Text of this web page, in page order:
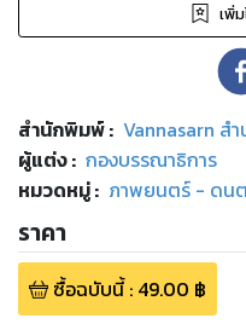
เพิ่
สำนักพิมพ์: Vannasarn ส
ผู้แต่ง : กองบรรณาธิการ
หมวดหมู่: ภาพยนตร์ - ดน
ราคา
ซื้อฉบับนี้: 49.00 ฿